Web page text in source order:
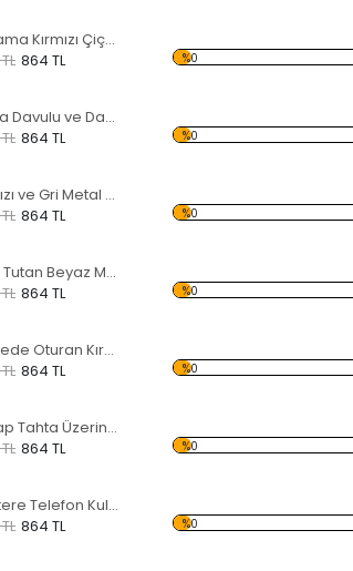
Boyama Kırmızı Çiçek Forex Tablo
864 TL %0
Afrika Davulu ve Dans Eden Siyahi Forex Tablo
864 TL %0
Kırmızı ve Gri Metal Küreler Forex Tablo
864 TL %0
Kalp Tutan Beyaz Maske Forex Tablo
864 TL %0
İskelede Oturan Kırmızı Şemsiyeli Kadın Forex Tablo
864 TL %0
Ahşap Tahta Üzerinde Kırmızı Gül Forex Tablo
864 TL %0
İngiltere Telefon Kulübesi Forex Tablo
864 TL %0